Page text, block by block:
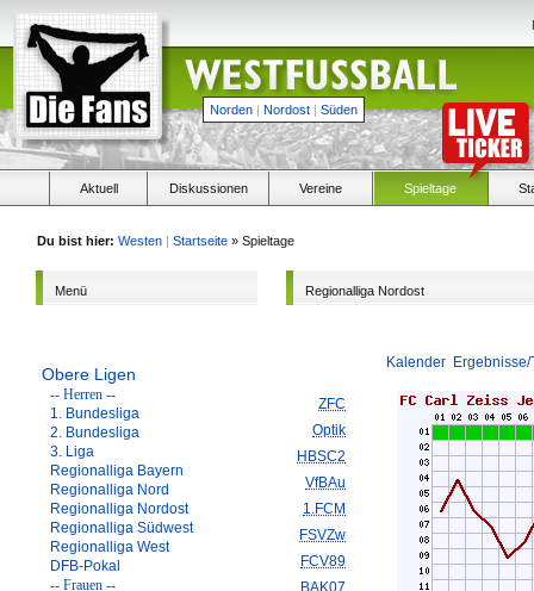
Norden | Nordost | Süden
Aktuell Diskussionen Vereine Spieltage
Du bist hier: Westen | Startseite » Spieltage
Menü
Obere Ligen
-- Herren --
1. Bundesliga
2. Bundesliga
3. Liga
Regionalliga Bayern
Regionalliga Nord
Regionalliga Nordost
Regionalliga Südwest
Regionalliga West
DFB-Pokal
-- Frauen --
Regionalliga Nordost
Kalender
ZFC
Optik
HBSC2
VfBAu
1.FCM
FSVZw
FCV89
BAK07